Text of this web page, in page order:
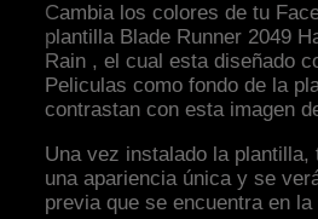
Cambia los colores de tu
plantilla Blade Runner 2049
Rain , el cual esta diseñado
Peliculas como fondo de la
contrastan con esta imagen
Una vez instalado la plantilla,
una apariencia única y se
previa que se encuentra en la